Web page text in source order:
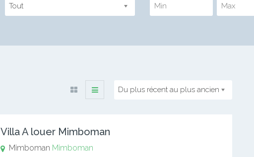
Tout
Du plus récent au plus ancien
Villa A louer Mimboman
Mimboman Mimboman